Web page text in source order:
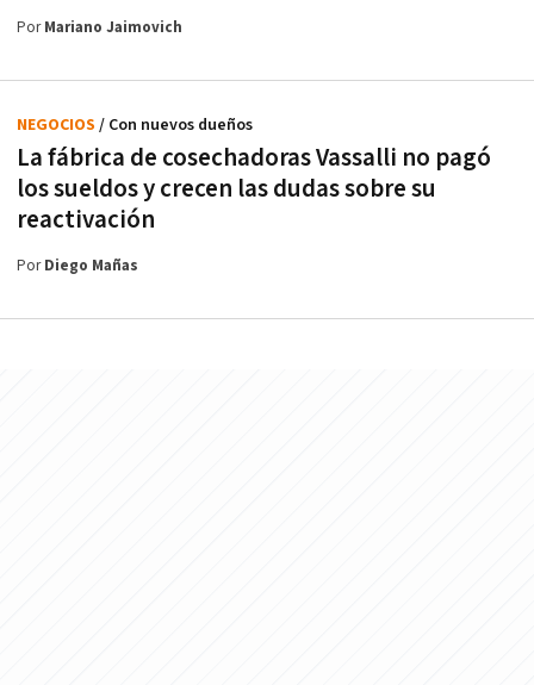
PorMariano Jaimovich
La fábrica de cosechadoras Vassalli no pagó
los sueldos y crecen las dudas sobre su
reactivación
NEGOCIOS / Con nuevos dueños
PorDiego Mañas